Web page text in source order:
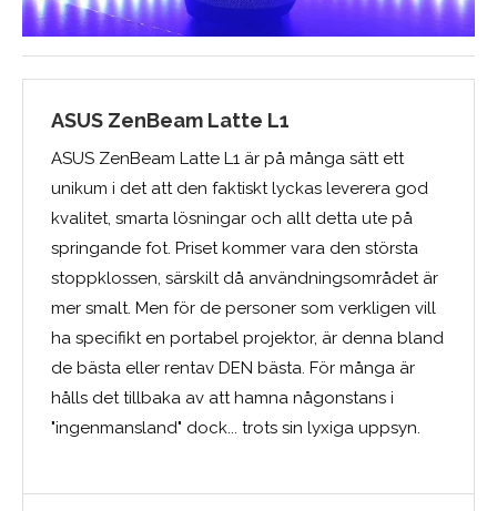
ASUS ZenBeam Latte L1
ASUS ZenBeam Latte L1 är på många sätt ett
unikum i det att den faktiskt lyckas leverera god
kvalitet, smarta lösningar och allt detta ute på
springande fot. Priset kommer vara den största
stoppklossen, särskilt då användningsområdet är
mer smalt. Men för de personer som verkligen vill
ha specifikt en portabel projektor, är denna bland
de bästa eller rentav DEN bästa. För många är
hålls det tillbaka av att hamna någonstans i
"ingenmansland" dock... trots sin lyxiga uppsyn.